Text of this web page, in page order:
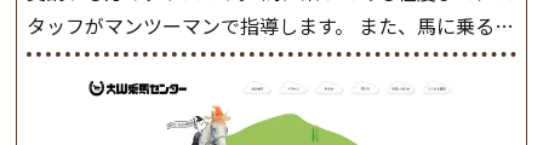
タッフがマンツーマンで指導します。 また、馬に乗るだ
けでなく、馬の手入れや馬装（鞍などを装着する） も
このクラスで把握し、「馬に触れること」にも慣れてい
きましょう。 スタートクラス ビギナークラスで単独で